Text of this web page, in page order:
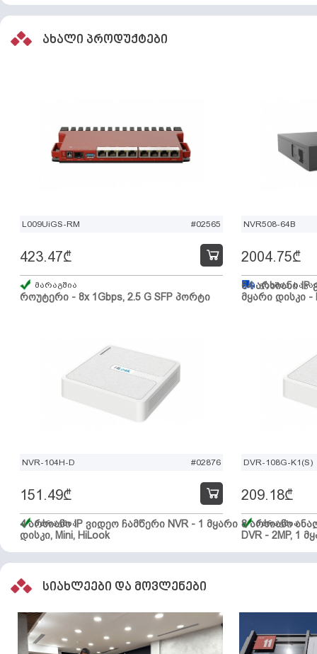
ახალი პროდუქტები
L009UiGS-RM #02565
როუტერი - 8x 1Gbps, 2.5 G SFP პორტი
423.47₾
მარაგშია
NVR508-64B
64 არხიანი IP
მყარი დისკი -
2004.75₾
გზაშია,
NVR-104H-D #02876
4 არხიანი IP ვიდეო ჩამწერი NVR - 1 მყარი
დისკი, Mini, HiLook
151.49₾
მარაგშია
DVR-108G-K1(S)
8 არხიანი
DVR - 2MP, 1
209.18₾
მარაგშია
სიახლეები და მოვლენები